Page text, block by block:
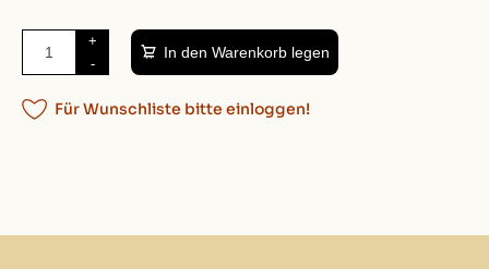
+
-
In den Warenkorb legen
Für Wunschliste bitte einloggen!